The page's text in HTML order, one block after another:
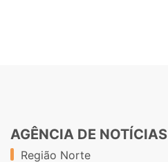
AGÊNCIA DE NOTÍCIAS
Região Norte